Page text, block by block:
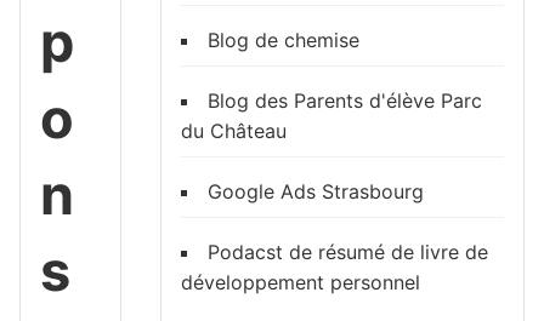
p
o
n
s
Blog de chemise
Blog des Parents d'élève Parc
du Château
Google Ads Strasbourg
Podacst de résumé de livre de
développement personnel